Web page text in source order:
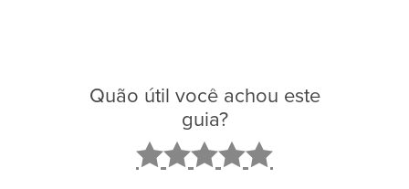
Quão útil você achou este
guia?